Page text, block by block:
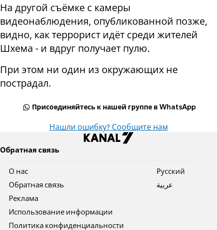
На другой съёмке с камеры
видеонаблюдения, опубликованной позже,
видно, как террорист идёт среди жителей
Шхема - и вдруг получает пулю.
При этом ни один из окружающих не
пострадал.
Присоединяйтесь к нашей группе в WhatsApp
Нашли ошибку? Сообщите нам
Обратная связь
О нас
Обратная связь
Реклама
Использование информации
Политика конфиденциальности
Pусский
عربية